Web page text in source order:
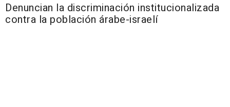
Denuncian la discriminación institucionalizada
contra la población árabe-israelí